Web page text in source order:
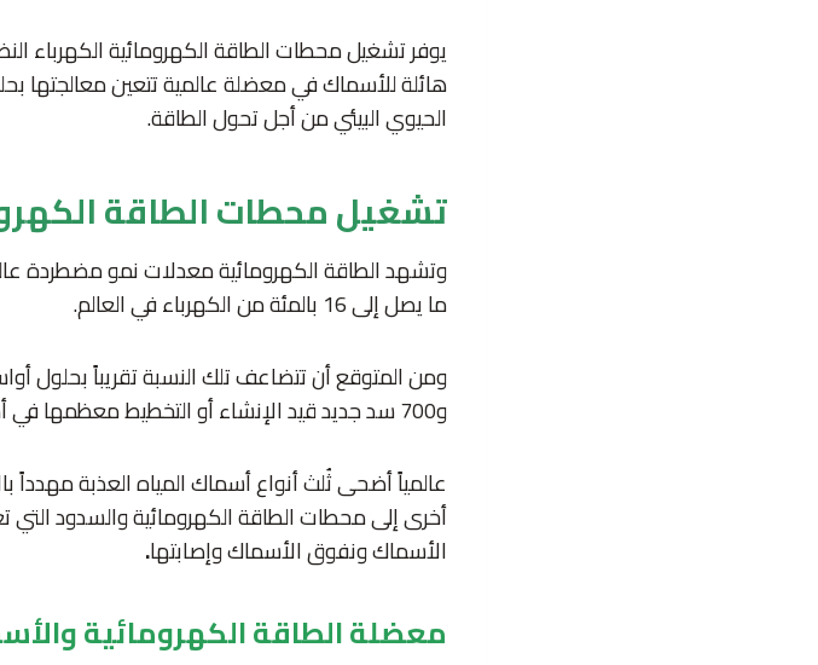
يوفر تشغيل محطات الطاقة الكهرومائية الكهرباء
هائلة للأسماك في معضلة عالمية تتعين معالجتها
الحيوي البيئي من أجل تحول الطاقة.
تشغيل محطات الطاقة
وتشهد الطاقة الكهرومائية معدلات نمو مضطردة
ما يصل إلى 16 بالمئة من الكهرباء في العالم.
و700 سد جديد قيد الإنشاء أو التخطيط معظمها في أميركا الجنوبية وجنوب شرق آسيا وأفريقيا.
عالمياً أضحى ثُلث أنواع أسماك المياه العذبة
أخرى إلى محطات الطاقة الكهرومائية والسدود
الأسماك ونفوق الأسماك وإصابتها.
معضلة الطاقة الكهرومائية